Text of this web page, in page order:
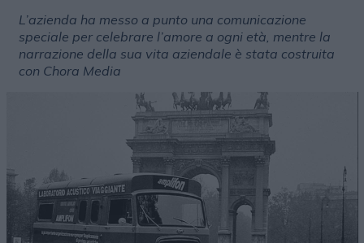
L’azienda ha messo a punto una comunicazione
speciale per celebrare l’amore a ogni età, mentre la
narrazione della sua vita aziendale è stata costruita
con Chora Media